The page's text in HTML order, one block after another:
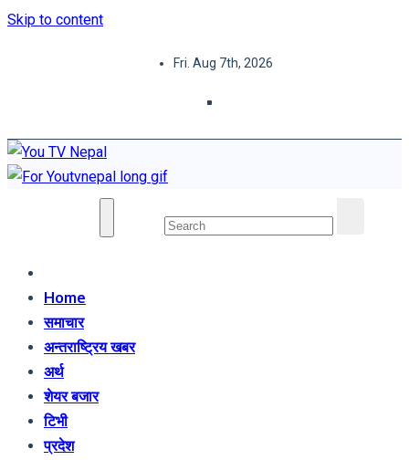
Skip to content
Fri. Aug 7th, 2026
Home
समाचार
अन्तराष्ट्रिय खबर
अर्थ
शेयर बजार
टिभी
प्रदेश